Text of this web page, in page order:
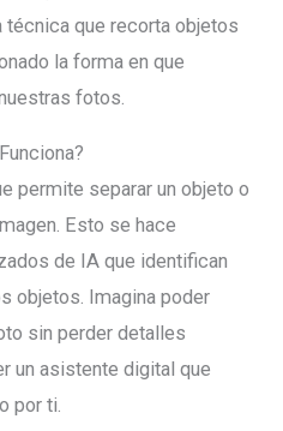
técnica que recorta objetos
la forma en que
fotos.
permite separar un objeto o
Esto se hace
de IA que identifican
objetos. Imagina poder
sin perder detalles
un asistente digital que
por ti.